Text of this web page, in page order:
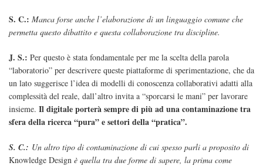
S. C.: Manca forse anche l’elaborazione di un linguaggio comune che
permetta questo dibattito e questa collaborazione tra discipline.
J. S.: Per questo è stata fondamentale per me la scelta della parola
“laboratorio” per descrivere queste piattaforme di sperimentazione, che da
un lato suggerisce l’idea di modelli di conoscenza collaborativi adatti alla
complessità del reale, dall’altro invita a “sporcarsi le mani” per lavorare
insieme. Il digitale porterà sempre di più ad una contaminazione tra
sfera della ricerca “pura” e settori della “pratica”.
S. C.: Un altro tipo di contaminazione di cui spesso parli a proposito di
Knowledge Design è quella tra due forme di sapere, la prima come